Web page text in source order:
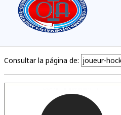
Consultar la página de: